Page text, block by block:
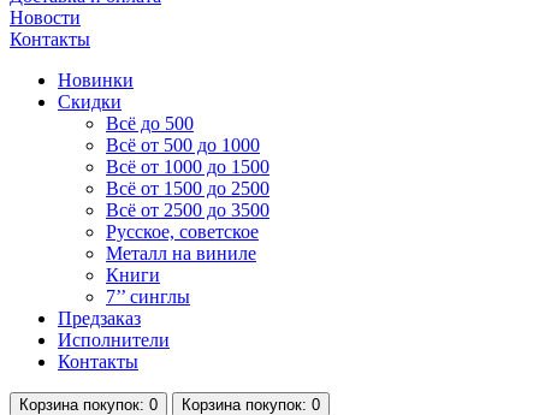
Новости
Контакты
Новинки
Скидки
Всё до 500
Всё от 500 до 1000
Всё от 1000 до 1500
Всё от 1500 до 2500
Всё от 2500 до 3500
Русское, советское
Металл на виниле
Книги
7’’ синглы
Предзаказ
Исполнители
Контакты
Корзина покупок: 0 Корзина покупок: 0